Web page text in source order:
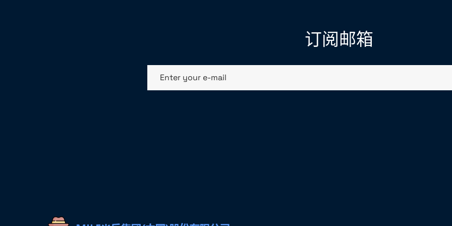
订阅邮箱
Enter your e-mail